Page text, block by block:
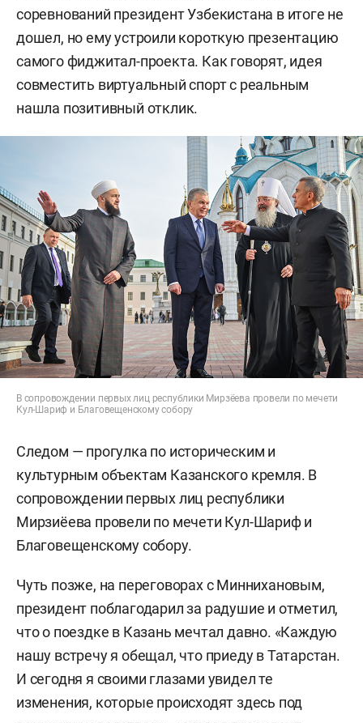
соревнований президент Узбекистана в итоге не
дошел, но ему устроили короткую презентацию
самого фиджитал-проекта. Как говорят, идея
совместить виртуальный спорт с реальным
нашла позитивный отклик.
В сопровождении первых лиц республики Мирзёева провели по мечети
Кул-Шариф и Благовещенскому собору
Следом — прогулка по историческим и
культурным объектам Казанского кремля. В
сопровождении первых лиц республики
Мирзиёева провели по мечети Кул-Шариф и
Благовещенскому собору.
Чуть позже, на переговорах с Миннихановым,
президент поблагодарил за радушие и отметил,
что о поездке в Казань мечтал давно. «Каждую
нашу встречу я обещал, что приеду в Татарстан.
И сегодня я своими глазами увидел те
изменения, которые происходят здесь под